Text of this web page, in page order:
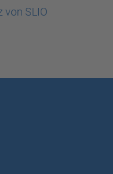
von SLIO